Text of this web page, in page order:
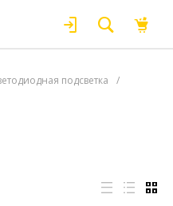
подсветка
/